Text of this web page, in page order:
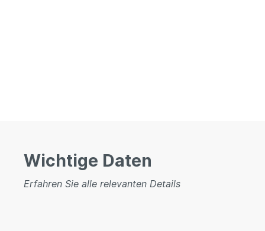
Wichtige Daten
Erfahren Sie alle relevanten Details